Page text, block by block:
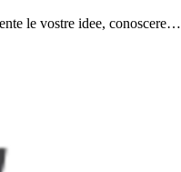
le vostre idee, conoscere…